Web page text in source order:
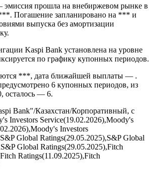
000,00 USD в обращении на
Выпуск имеет номинал 100 USD и
долговой инструмент.
Погашение запланировано на *** и
выпуска без амортизации
Kaspi Bank установлена на уровне
по графику купонных периодов.
***, дата ближайшей выплаты — .
6 купонных периодов, из
осталось — 6.
Bank"/Казахстан/Корпоративный, с
Investors Service(19.02.2026),Moody's
Investors